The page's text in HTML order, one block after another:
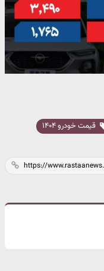
قیمت خودرو ۱۴۰۴